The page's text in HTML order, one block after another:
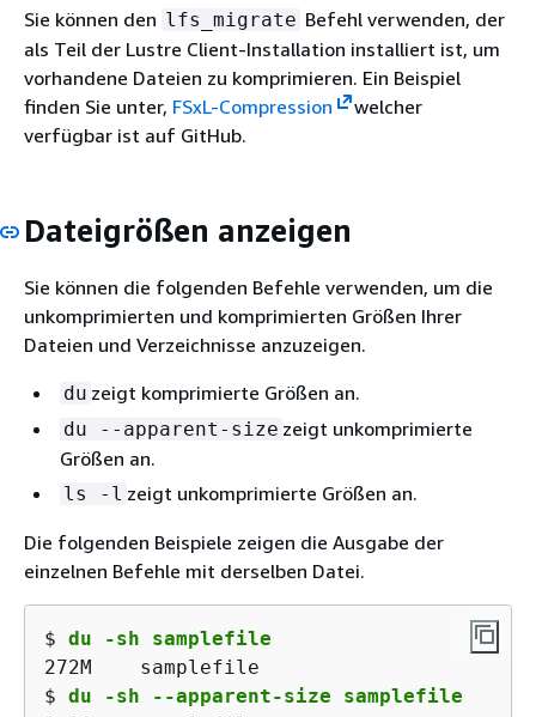
Sie können den lfs_migrate Befehl verwenden, der
als Teil der Lustre Client-Installation installiert ist, um
vorhandene Dateien zu komprimieren. Ein Beispiel
finden Sie unter, FSxL-Compression
welcher
verfügbar ist auf GitHub.
Dateigrößen anzeigen
Sie können die folgenden Befehle verwenden, um die
unkomprimierten und komprimierten Größen Ihrer
Dateien und Verzeichnisse anzuzeigen.
du zeigt komprimierte Größen an.
du --apparent-size zeigt unkomprimierte
Größen an.
ls -l zeigt unkomprimierte Größen an.
Die folgenden Beispiele zeigen die Ausgabe der
einzelnen Befehle mit derselben Datei.
$ du -sh samplefile
$ du -sh --apparent-size samplefile